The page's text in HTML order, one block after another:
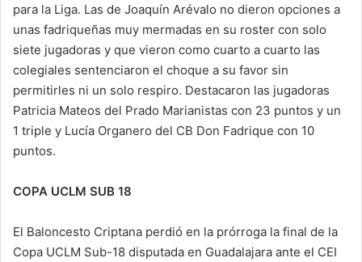
para la Liga. Las de Joaquín Arévalo no dieron opciones a
unas fadriqueñas muy mermadas en su roster con solo
siete jugadoras y que vieron como cuarto a cuarto las
colegiales sentenciaron el choque a su favor sin
permitirles ni un solo respiro. Destacaron las jugadoras
Patricia Mateos del Prado Marianistas con 23 puntos y un
1 triple y Lucía Organero del CB Don Fadrique con 10
puntos.
COPA UCLM SUB 18
El Baloncesto Criptana perdió en la prórroga la final de la
Copa UCLM Sub-18 disputada en Guadalajara ante el CEI